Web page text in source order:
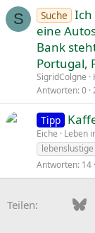
S Suche Ich
eine
Bank
Portugal,
SigridColgne
Antworten 0
Tipp
Eiche Leben
lebenslustige
Antworten 14
Teilen: